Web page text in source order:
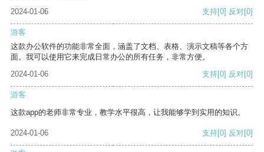
2024-01-06
支持[0] 反对[0]
游客
这款办公软件的功能非常全面，涵盖了文档、表格、演示文稿等各个方
面。我可以使用它来完成日常办公的所有任务，非常方便。
2024-01-06
支持[0] 反对[0]
游客
这款app的老师非常专业，教学水平很高，让我能够学到实用的知识。
2024-01-06 支持[0] 反对[0]